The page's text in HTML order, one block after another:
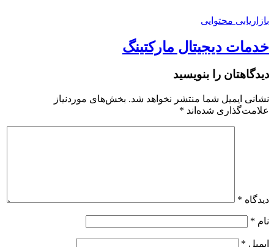
بازاریابی محتوایی
خدمات دیجیتال مارکتینگ
دیدگاهتان را بنویسید
نشانی ایمیل شما منتشر نخواهد شد. بخش‌های موردنیاز
علامت‌گذاری شده‌اند *
دیدگاه *
نام *
ایمیل *